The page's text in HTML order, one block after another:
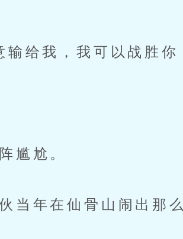
给我，我可以战胜你
尴尬。
年在仙骨山闹出那